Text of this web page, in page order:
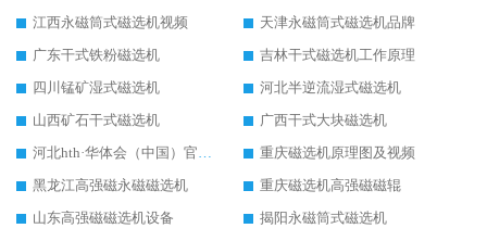
江西永磁筒式磁选机视频
天津永磁筒式磁选机品牌
广东干式铁粉磁选机
吉林干式磁选机工作原理
四川锰矿湿式磁选机
河北半逆流湿式磁选机
山西矿石干式磁选机
广西干式大块磁选机
河北hth·华体会（中国）官方网站-hth.com 工作视频
重庆磁选机原理图及视频
黑龙江高强磁永磁磁选机
重庆磁选机高强磁磁辊
山东高强磁磁选机设备
揭阳永磁筒式磁选机